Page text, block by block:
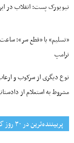
نیویورک پست: انقلاب در
«تسلیم» یا «قطع سر»؛
ترامپ
نوع دیگری از سرکوب و
مشروط به استعلام از
پربیننده‌ترین‌ در ۳۰ روز گذشته